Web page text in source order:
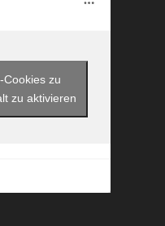
Cookies zu
zu aktivieren